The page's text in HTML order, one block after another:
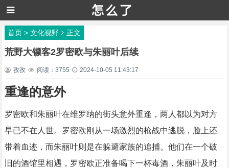
首页> 文化视野 正文
荒野大镖客2罗密欧与朱丽叶后续
孜孜 阅读：3755 2024-10-05 11:43:17
重逢的意外
罗密欧和朱丽叶在维罗纳的街头意外重逢，两人都以为对方
早已不在人世。罗密欧刚从一场激烈的枪战中逃脱，脸上还
带着血迹，而朱丽叶则是在躲避家族的追捕。他们在一个破
旧的酒馆里相遇，罗密欧正准备喝下一杯毒酒，朱丽叶及时